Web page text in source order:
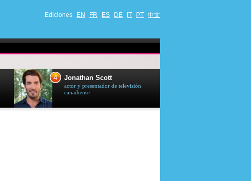
Ediciones EN FR ES DE IT PT 中文
4 Jonathan Scott
actor y presentador de televisión
canadiense